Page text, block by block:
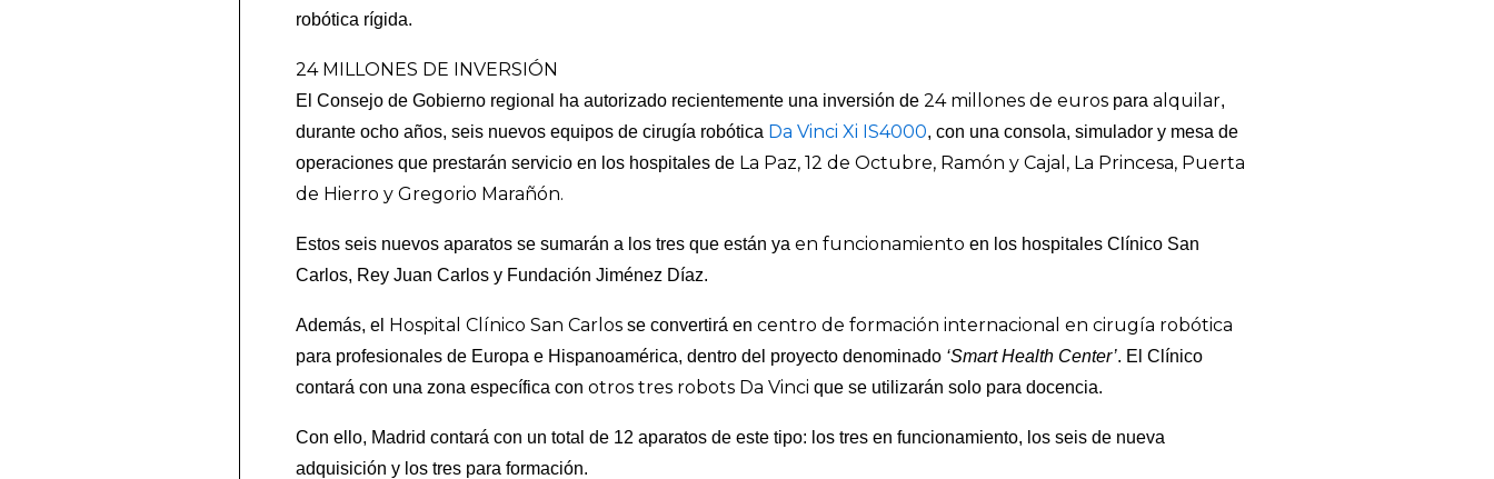
robótica rígida.
24 MILLONES DE INVERSIÓN
El Consejo de Gobierno regional ha autorizado recientemente una inversión de24 millones de euros paraalquilar,
durante ocho años, seis nuevos equipos de cirugía robótica Da Vinci Xi IS4000, con una consola, simulador y mesa de
operaciones que prestarán servicio en los hospitales de La Paz, 12 de Octubre, Ramón y Cajal, La Princesa, Puerta
de Hierro y Gregorio Marañón.
Estos seis nuevos aparatos se sumarán a los tres que están yaen funcionamientoen los hospitales Clínico San
Carlos, Rey Juan Carlos y Fundación Jiménez Díaz.
Además, el Hospital Clínico San Carlos se convertirá encentro de formación internacional en cirugía robótica
para profesionales de Europa e Hispanoamérica, dentro del proyecto denominado ‘Smart Health Center’. El Clínico
contará con una zona específica conotros tres robots Da Vinci que se utilizarán solo para docencia.
Con ello, Madrid contará con un total de 12 aparatos de este tipo: los tres en funcionamiento, los seis de nueva
adquisición y los tres para formación.